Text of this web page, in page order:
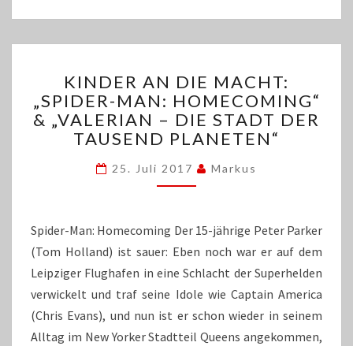
AN
DIE
MACHT:
„SPIDER-
HOMECOMING“
&
DIE
STADT
DER
TAUSEND
PLANETEN“
KINDER AN DIE MACHT:
„SPIDER-MAN: HOMECOMING“
& „VALERIAN – DIE STADT DER
TAUSEND PLANETEN“
25. Juli 2017 Markus
Spider-Man: Homecoming Der 15-jährige Peter Parker
(Tom Holland) ist sauer: Eben noch war er auf dem
Leipziger Flughafen in eine Schlacht der Superhelden
verwickelt und traf seine Idole wie Captain America
(Chris Evans), und nun ist er schon wieder in seinem
Alltag im New Yorker Stadtteil Queens angekommen,